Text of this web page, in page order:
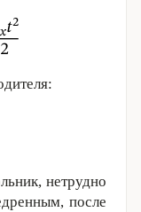
нетрудно
после